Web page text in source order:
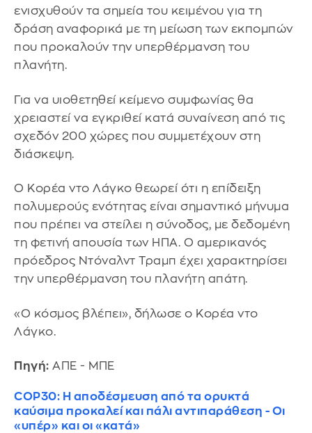
ενισχυθούν τα σημεία του κειμένου για τη
δράση αναφορικά με τη μείωση των εκπομπών
που προκαλούν την υπερθέρμανση του
πλανήτη.
Για να υιοθετηθεί κείμενο συμφωνίας θα
χρειαστεί να εγκριθεί κατά συναίνεση από τις
σχεδόν 200 χώρες που συμμετέχουν στη
διάσκεψη.
Ο Κορέα ντο Λάγκο θεωρεί ότι η επίδειξη
πολυμερούς ενότητας είναι σημαντικό μήνυμα
που πρέπει να στείλει η σύνοδος, με δεδομένη
τη φετινή απουσία των ΗΠΑ. Ο αμερικανός
πρόεδρος Ντόναλντ Τραμπ έχει χαρακτηρίσει
την υπερθέρμανση του πλανήτη απάτη.
«Ο κόσμος βλέπει», δήλωσε ο Κορέα ντο
Λάγκο.
Πηγή: ΑΠΕ - ΜΠΕ
COP30: Η αποδέσμευση από τα ορυκτά
καύσιμα προκαλεί και πάλι αντιπαράθεση - Οι
«υπέρ» και οι «κατά»